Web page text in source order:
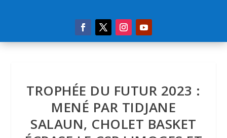
TROPHÉE DU FUTUR 2023 :
MENÉ PAR TIDJANE
SALAUN, CHOLET BASKET